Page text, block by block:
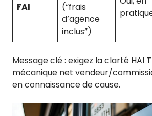
FAI
(“frais
d’agence
inclus”)
Message clé : exigez la clarté HAI
mécanique net vendeur/
en connaissance de cause.